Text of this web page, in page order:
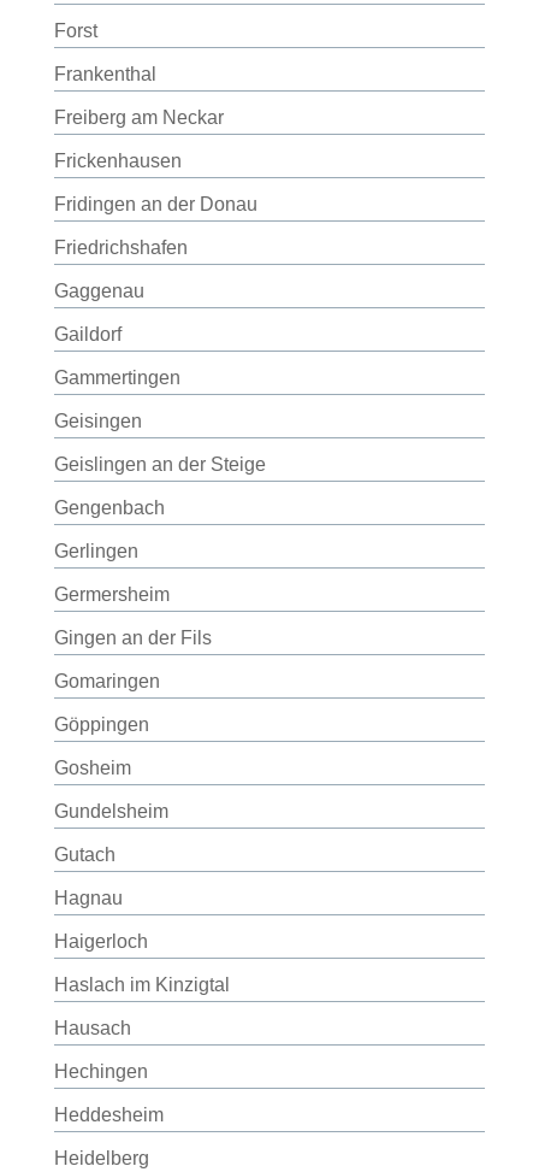
Forst
Frankenthal
Freiberg am Neckar
Frickenhausen
Fridingen an der Donau
Friedrichshafen
Gaggenau
Gaildorf
Gammertingen
Geisingen
Geislingen an der Steige
Gengenbach
Gerlingen
Germersheim
Gingen an der Fils
Gomaringen
Göppingen
Gosheim
Gundelsheim
Gutach
Hagnau
Haigerloch
Haslach im Kinzigtal
Hausach
Hechingen
Heddesheim
Heidelberg